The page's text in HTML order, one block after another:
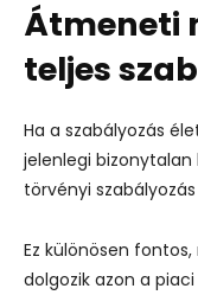
Átmeneti
teljes
Ha a szabályozás
jelenlegi
törvényi
Ez különösen
dolgozik azon a